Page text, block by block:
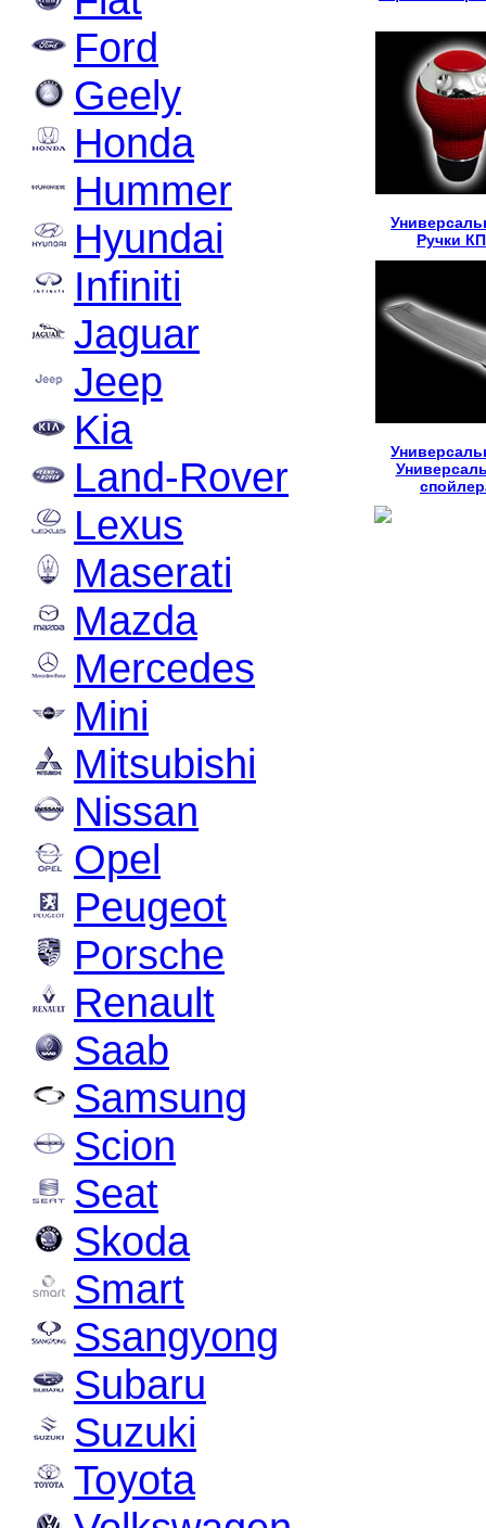
Ford
Geely
Honda
Hummer
Hyundai
Infiniti
Jaguar
Jeep
Kia
Land-Rover
Lexus
Maserati
Mazda
Mercedes
Mini
Mitsubishi
Nissan
Opel
Peugeot
Porsche
Renault
Saab
Samsung
Scion
Seat
Skoda
Smart
Ssangyong
Subaru
Suzuki
Toyota
Ручки